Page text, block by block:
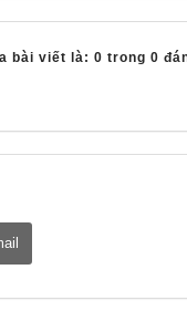
bài viết là: 0 trong 0